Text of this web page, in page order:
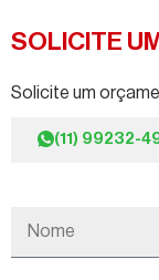
SOLICITE
Solicite um
(11) 99232-